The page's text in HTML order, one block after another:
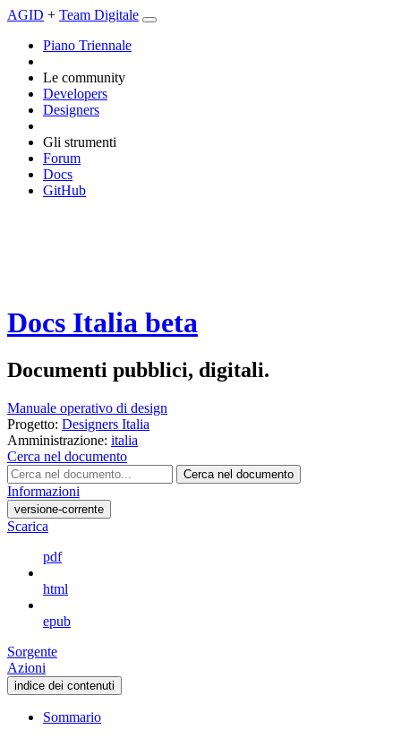
AGID + Team Digitale
Piano Triennale
Le community
Developers
Designers
Gli strumenti
Forum
Docs
GitHub
Docs Italia beta
Documenti pubblici, digitali.
Manuale operativo di design
Progetto: Designers Italia
Amministrazione: italia
Cerca nel documento
Cerca nel documento
Informazioni
versione-corrente
Scarica
pdf
html
epub
Sorgente
Azioni
indice dei contenuti
Sommario